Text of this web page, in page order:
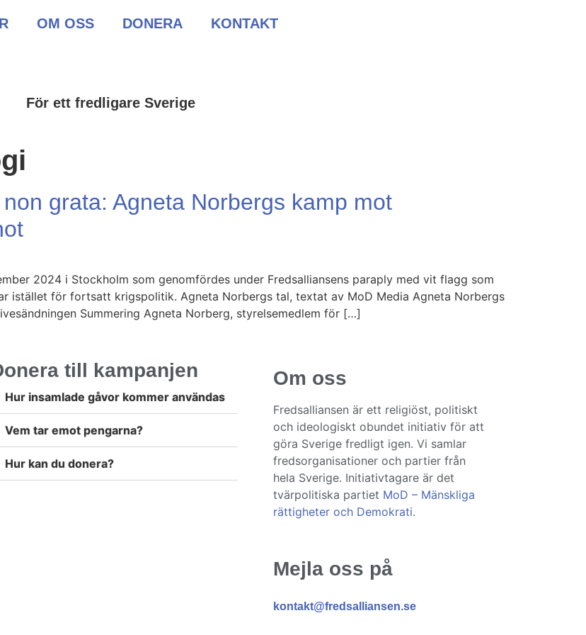
OM OSS DONERA KONTAKT
För ett fredligare Sverige
grata: Agneta Norbergs kamp mot
2024 i Stockholm som genomfördes under Fredsalliansens paraply med vit flagg som
istället för fortsatt krigspolitik. Agneta Norbergs tal, textat av MoD Media Agneta Norbergs
Summering Agneta Norberg, styrelsemedlem för […]
till kampanjen
Hur insamlade gåvor kommer användas
Vem tar emot pengarna?
Hur kan du donera?
Om oss
Fredsalliansen är ett religiöst, politiskt
och ideologiskt obundet initiativ för att
göra Sverige fredligt igen. Vi samlar
fredsorganisationer och partier från
hela Sverige. Initiativtagare är det
tvärpolitiska partiet MoD – Mänskliga
rättigheter och Demokrati.
Mejla oss på
kontakt@fredsalliansen.se